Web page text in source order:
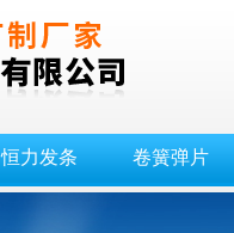
恒力发条 卷簧弹片